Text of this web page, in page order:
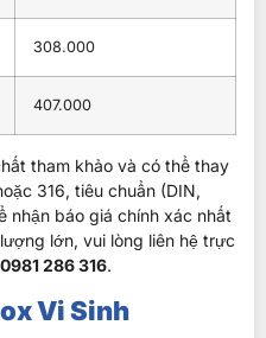
308.000
407.000
tham khảo và có thể thay
316, tiêu chuẩn (DIN,
nhận báo giá chính xác nhất
lớn, vui lòng liên hệ trực
0981 286 316.
Vi Sinh